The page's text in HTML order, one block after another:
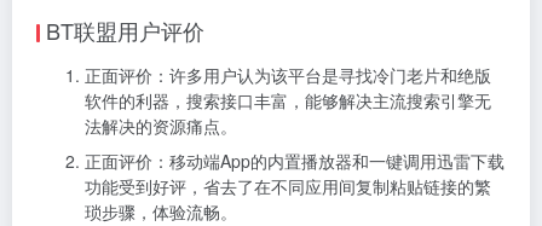
BT联盟用户评价
正面评价：许多用户认为该平台是寻找冷门老片和绝版
软件的利器，搜索接口丰富，能够解决主流搜索引擎无
法解决的资源痛点。
正面评价：移动端App的内置播放器和一键调用迅雷下载
功能受到好评，省去了在不同应用间复制粘贴链接的繁
琐步骤，体验流畅。